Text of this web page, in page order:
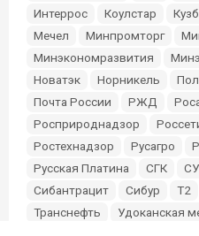
Интеррос
Коулстар
Мечел
Минпромторг
Минэкономразвития
Новатэк
Норникель
Почта России
РЖД
Росприроднадзор
Ростехнадзор
Русагро
Русская Платина
СГК
Сибантрацит
Сибур Т2
Транснефть
Удоканская